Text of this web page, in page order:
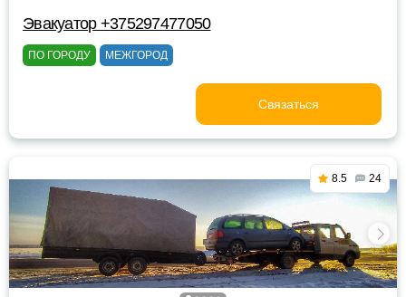
Эвакуатор +375297477050
ПО ГОРОДУ МЕЖГОРОД
Связаться
8.5 24